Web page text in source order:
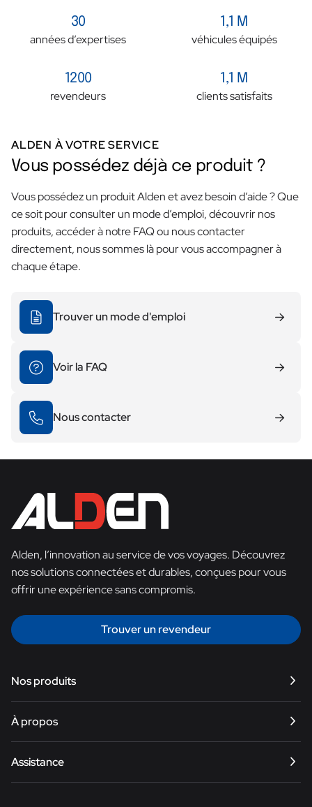
30
années d’expertises
1,1 M
véhicules équipés
1200
revendeurs
1,1 M
clients satisfaits
ALDEN À VOTRE SERVICE
Vous possédez déjà ce produit ?
Vous possédez un produit Alden et avez besoin d’aide ? Que
ce soit pour consulter un mode d’emploi, découvrir nos
produits, accéder à notre FAQ ou nous contacter
directement, nous sommes là pour vous accompagner à
chaque étape.
Trouver un mode d'emploi
Voir la FAQ
Nous contacter
Alden, l’innovation au service de vos voyages. Découvrez
nos solutions connectées et durables, conçues pour vous
offrir une expérience sans compromis.
Trouver un revendeur
Nos produits
Satellite
Smart TV
Énergie
À propos
Notre histoire
Assistance